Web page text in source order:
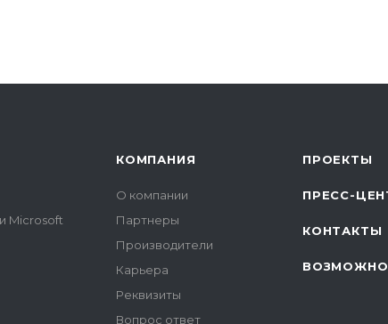
Microsoft
КОМПАНИЯ
О компании
Партнеры
Производители
Карьера
Реквизиты
Вопрос ответ
ПРОЕКТЫ
ПРЕСС-
КОНТАКТЫ